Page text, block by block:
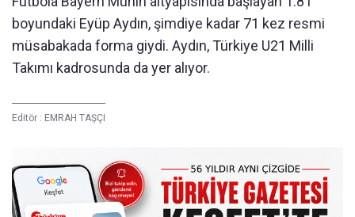
boyundaki Eyüp Aydın, şimdiye kadar 71 kez resmi
müsabakada forma giydi. Aydın, Türkiye U21 Milli
Takımı kadrosunda da yer alıyor.
Editör : EMRAH TAŞÇI